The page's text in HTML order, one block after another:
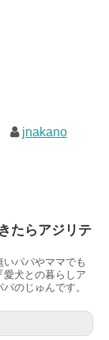
jnakano
たらアジリテ
パパやママでも
犬との暮らしア
のじゅんです。